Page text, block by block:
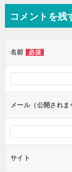
ビ
ー
シ
ョ
ン
コメントを残
名前 必須
メール（公開されま
サイト